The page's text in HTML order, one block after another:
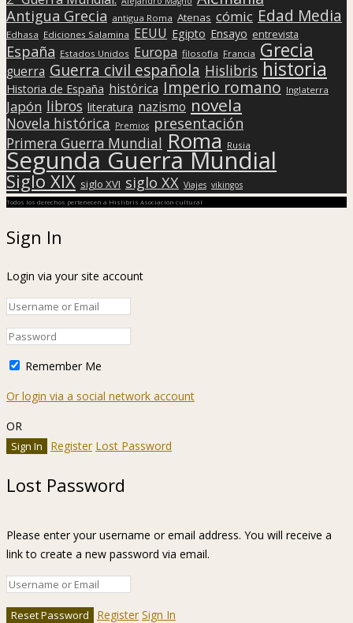
Antigua Grecia antigua Roma Atenas cómic Edad Media
Edhasa Ediciones Salamina EEUU Egipto Ensayo entrevista
España Estados Unidos Europa filosofía Francia Grecia
guerra Guerra civil española Hislibris historia
Historia de España histórica Imperio romano Inglaterra
Japón libros literatura nazismo novela
Novela histórica Premios presentación
Primera Guerra Mundial Roma Rusia
Segunda Guerra Mundial
Siglo XIX siglo XVI siglo XX Viajes vikingos
Todos los derechos pertenecen a Hislibris Asociación cultural
Sign In
Login via your site account
Remember Me
Or login via a social network account
OR
Register Lost Password
Lost Password
Please enter your username or email address. You will receive a
link to create a new password via email.
Register Sign In